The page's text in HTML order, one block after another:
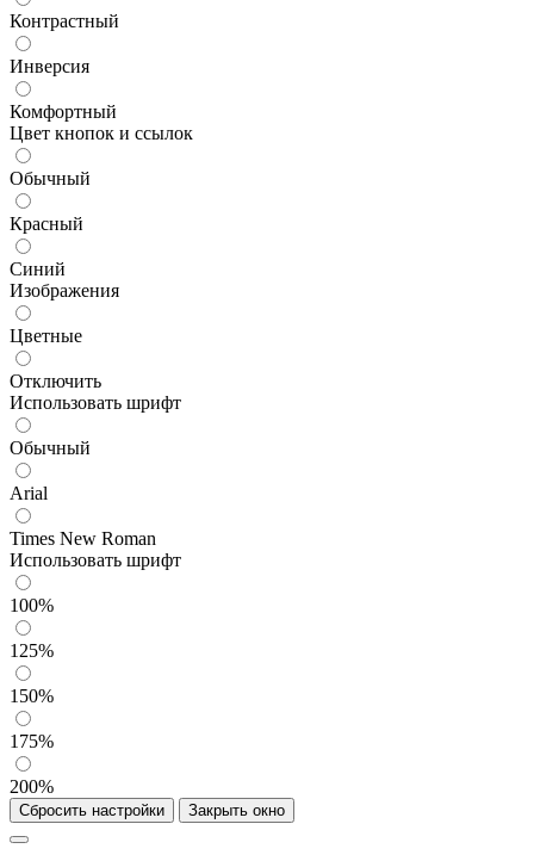
Контрастный
Инверсия
Комфортный
Цвет кнопок и ссылок
Обычный
Красный
Синий
Изображения
Цветные
Отключить
Использовать шрифт
Обычный
Arial
Times New Roman
Использовать шрифт
100%
125%
150%
175%
200%
Сбросить настройки Закрыть окно